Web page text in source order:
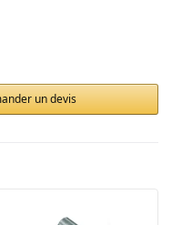
un devis